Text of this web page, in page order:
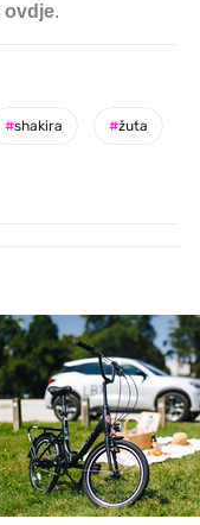
ovdje.
#shakira #žuta